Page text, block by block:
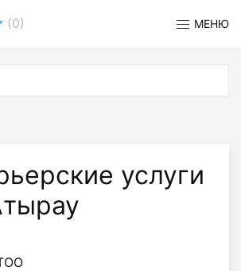
(0) МЕНЮ
услуги